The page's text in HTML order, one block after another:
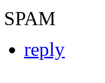
SPAM
reply